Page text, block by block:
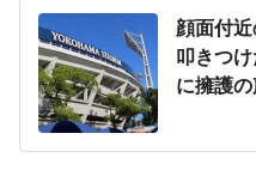
顔面付
叩きつ
に擁護